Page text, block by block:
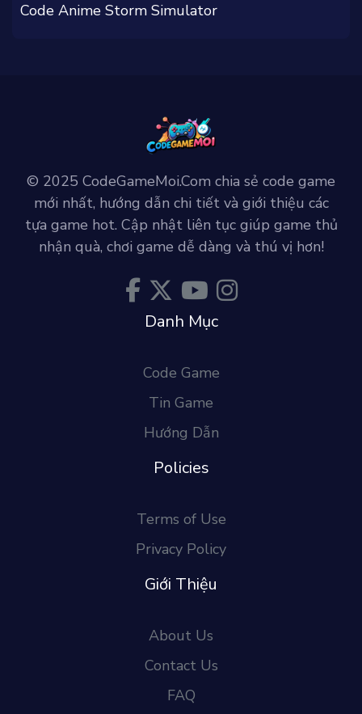
Code Anime Storm Simulator
© 2025 CodeGameMoi.Com chia sẻ code game
mới nhất, hướng dẫn chi tiết và giới thiệu các
tựa game hot. Cập nhật liên tục giúp game thủ
nhận quà, chơi game dễ dàng và thú vị hơn!
Danh Mục
Code Game
Tin Game
Hướng Dẫn
Policies
Terms of Use
Privacy Policy
Giới Thiệu
About Us
Contact Us
FAQ